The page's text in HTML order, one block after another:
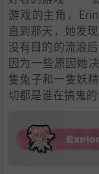
游戏的主角，
直到那天，她发
没有目的的流浪
因为一些原因她
隻兔子和一隻妖
切都是谁在搞鬼的